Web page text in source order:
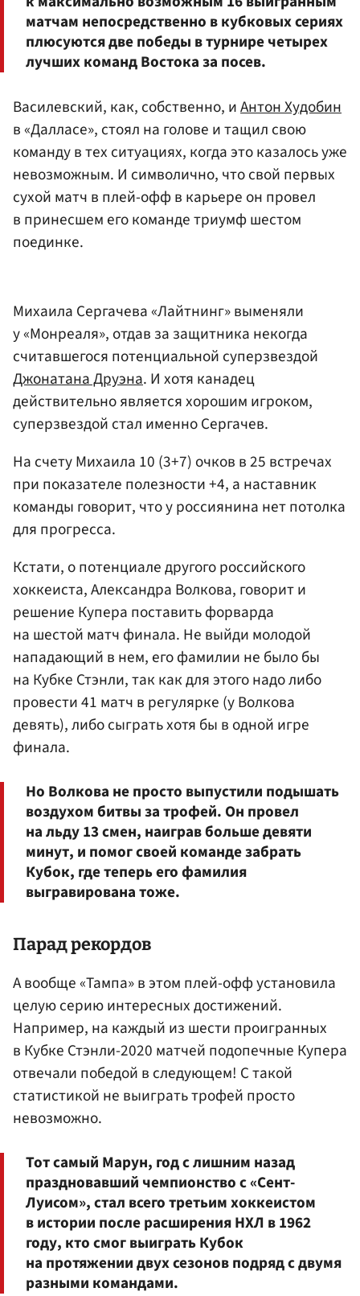
матчам непосредственно в кубковых сериях
плюсуются две победы в турнире четырех
лучших команд Востока за посев.
Василевский, как, собственно, иАнтон Худобин
в «Далласе», стоял на голове и тащил свою
команду в тех ситуациях, когда это казалось уже
невозможным. И символично, что свой первых
сухой матч в плей-офф в карьере он провел
в принесшем его команде триумф шестом
поединке.
Михаила Сергачева «Лайтнинг» выменяли
у «Монреаля», отдав за защитника некогда
считавшегося потенциальной суперзвездой
Джонатана Друэна. И хотя канадец
действительно является хорошим игроком,
суперзвездой стал именно Сергачев.
На счету Михаила 10 (3+7) очков в 25 встречах
при показателе полезности +4, а наставник
команды говорит, что у россиянина нет потолка
для прогресса.
Кстати, о потенциале другого российского
хоккеиста, Александра Волкова, говорит и
решение Купера поставить форварда
на шестой матч финала. Не выйди молодой
нападающий в нем, его фамилии не было бы
на Кубке Стэнли, так как для этого надо либо
провести 41 матч в регулярке (у Волкова
девять), либо сыграть хотя бы в одной игре
финала.
Но Волкова не просто выпустили подышать
воздухом битвы за трофей. Он провел
на льду 13 смен, наиграв больше девяти
минут, и помог своей команде забрать
Кубок, где теперь его фамилия
выгравирована тоже.
Парад рекордов
А вообще «Тампа» в этом плей-офф установила
целую серию интересных достижений.
Например, на каждый из шести проигранных
в Кубке Стэнли-2020 матчей подопечные Купера
отвечали победой в следующем! С такой
статистикой не выиграть трофей просто
невозможно.
Тот самый Марун, год с лишним назад
праздновавший чемпионство с «Сент-
Луисом», стал всего третьим хоккеистом
в истории после расширения НХЛ в 1962
году, кто смог выиграть Кубок
на протяжении двух сезонов подряд с двумя
разными командами.